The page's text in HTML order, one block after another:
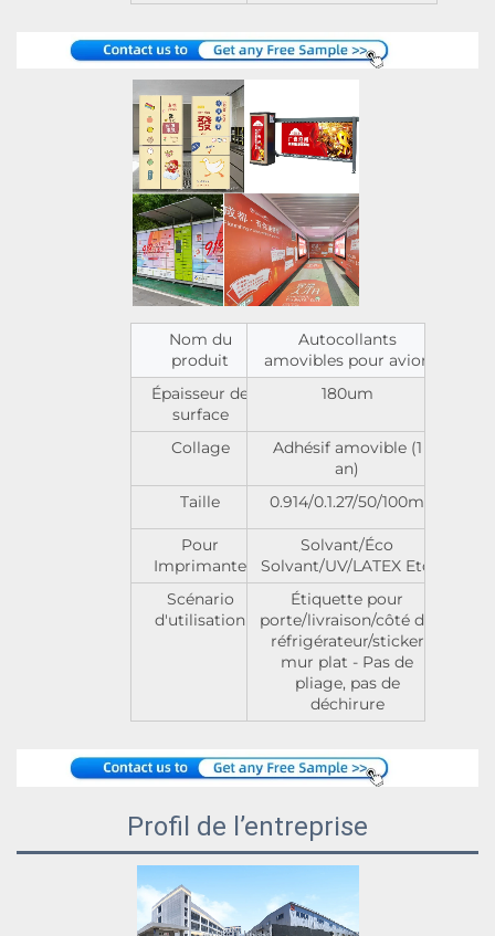
Nom du
produit
Autocollants
amovibles pour avion
Épaisseur de
surface
180um
Collage
Adhésif amovible (1
an)
Taille
0.914/0.1.27/50/100m
Pour
Imprimante
Solvant/Éco
Solvant/UV/LATEX Etc.
Scénario
d'utilisation
Étiquette pour
porte/livraison/côté du
réfrigérateur/sticker
mur plat - Pas de
pliage, pas de
déchirure
Profil de l’entreprise